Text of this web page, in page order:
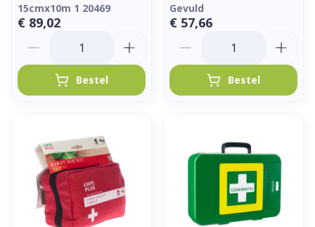
15cmx10m 1 20469
€ 89,02
Bestel
Gevuld
€ 57,66
Bestel